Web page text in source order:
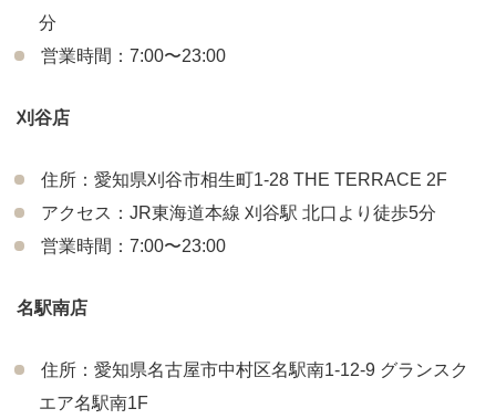
分
営業時間：7:00〜23:00
刈谷店
住所：愛知県刈谷市相生町1-28 THE TERRACE 2F
アクセス：JR東海道本線 刈谷駅 北口より徒歩5分
営業時間：7:00〜23:00
名駅南店
住所：愛知県名古屋市中村区名駅南1-12-9 グランスク
エア名駅南1F